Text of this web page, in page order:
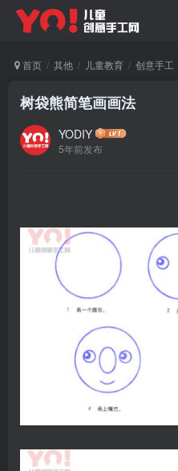
首页 其他 儿童教育 创意手工
树袋熊简笔画画法
YODIY
5年前发布